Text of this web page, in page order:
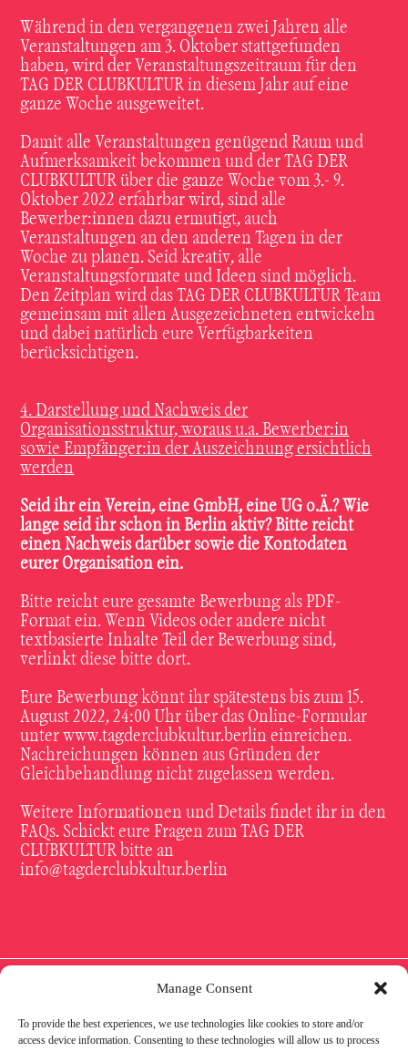
Manage Consent
To provide the best experiences, we use technologies like cookies to store and/or
access device information. Consenting to these technologies will allow us to process
Während in den vergangenen zwei Jahren alle
Veranstaltungen am 3. Oktober stattgefunden
haben, wird der Veranstaltungszeitraum für den
TAG DER CLUBKULTUR in diesem Jahr auf eine
ganze Woche ausgeweitet.
Damit alle Veranstaltungen genügend Raum und
Aufmerksamkeit bekommen und der TAG DER
CLUBKULTUR über die ganze Woche vom 3.- 9.
Oktober 2022 erfahrbar wird, sind alle
Bewerber:innen dazu ermutigt, auch
Veranstaltungen an den anderen Tagen in der
Woche zu planen. Seid kreativ, alle
Veranstaltungsformate und Ideen sind möglich.
Den Zeitplan wird das TAG DER CLUBKULTUR Team
gemeinsam mit allen Ausgezeichneten entwickeln
und dabei natürlich eure Verfügbarkeiten
berücksichtigen.
4. Darstellung und Nachweis der
Organisationsstruktur, woraus u.a. Bewerber:in
sowie Empfänger:in der Auszeichnung ersichtlich
werden
Seid ihr ein Verein, eine GmbH, eine UG o.Ä.? Wie
lange seid ihr schon in Berlin aktiv? Bitte reicht
einen Nachweis darüber sowie die Kontodaten
eurer Organisation ein.
Bitte reicht eure gesamte Bewerbung als PDF-
Format ein. Wenn Videos oder andere nicht
textbasierte Inhalte Teil der Bewerbung sind,
verlinkt diese bitte dort.
Eure Bewerbung könnt ihr spätestens bis zum 15.
August 2022, 24:00 Uhr über das Online-Formular
unter www.tagderclubkultur.berlin einreichen.
Nachreichungen können aus Gründen der
Gleichbehandlung nicht zugelassen werden.
Weitere Informationen und Details findet ihr in den
FAQs. Schickt eure Fragen zum TAG DER
CLUBKULTUR bitte an
info@tagderclubkultur.berlin
IMPRESSUM DATENSCHUTZ COOKIE